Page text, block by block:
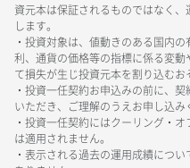
資元本は保証されるものではなく
します。
・投資対象は、値動きのある国内
利、通貨の価格等の指標に係る変
て損失が生じ投資元本を割り込むお
・投資一任契約お申込みの前に、
いただき、ご理解のうえお申し込み
・投資一任契約にはクーリング・
は適用されません。
・表示される過去の運用成績につ